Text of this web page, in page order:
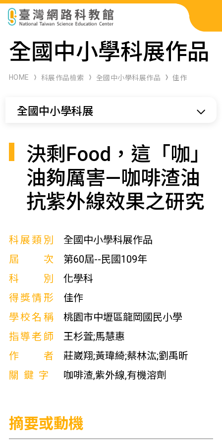
科展作品檢索
科學研習月刊
全國中小學科展作品
HOME 科展作品檢索 全國中小學科展作品 佳作
全國中小學科展
決剩Food，這「咖」
油夠厲害—咖啡渣油
抗紫外線效果之研究
科展類別
全國中小學科展作品
屆次
第60屆--民國109年
科別
化學科
得獎情形
佳作
學校名稱
桃園市中壢區龍岡國民小學
指導老師
王杉萓;馬慧惠
作者
莊崴翔;黃瑋綺;蔡林汯;劉禹昕
關鍵字
咖啡渣,紫外線,有機溶劑
摘要或動機